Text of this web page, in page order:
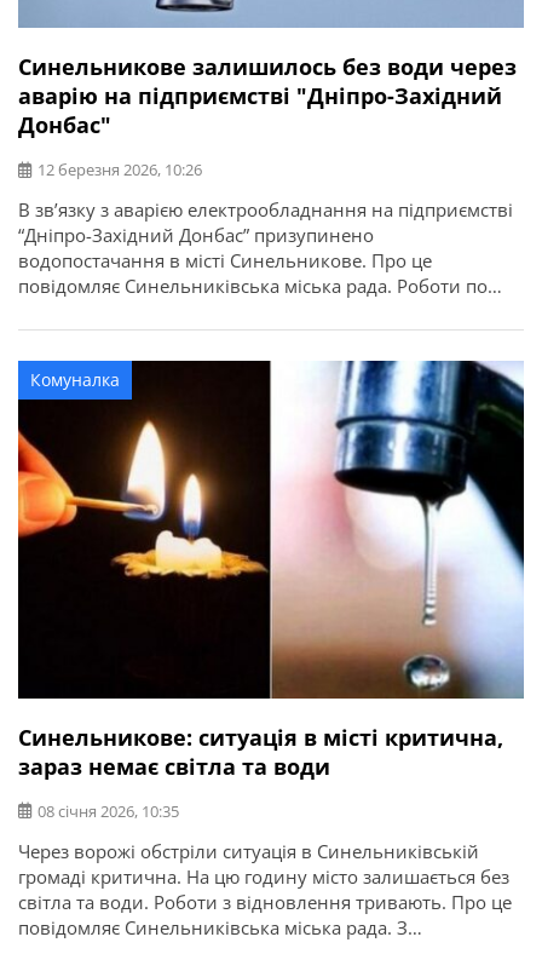
Синельникове залишилось без води через
аварію на підприємстві "Дніпро-Західний
Донбас"
12 березня 2026, 10:26
В зв’язку з аварією електрообладнання на підприємстві
“Дніпро-Західний Донбас” призупинено
водопостачання в місті Синельникове. Про це
повідомляє Синельниківська міська рада. Роботи по
планують після усунення аварії.
Комуналка
Синельникове: ситуація в місті критична,
зараз немає світла та води
08 січня 2026, 10:35
Через ворожі обстріли ситуація в Синельниківській
громаді критична. На цю годину місто залишається без
світла та води. Роботи з відновлення тривають. Про це
повідомляє Синельниківська міська рада. З